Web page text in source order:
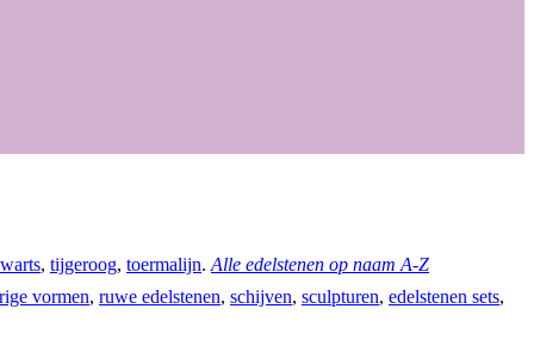
, tijgeroog, toermalijn. Alle edelstenen op naam A-Z
vormen, ruwe edelstenen, schijven, sculpturen, edelstenen sets,